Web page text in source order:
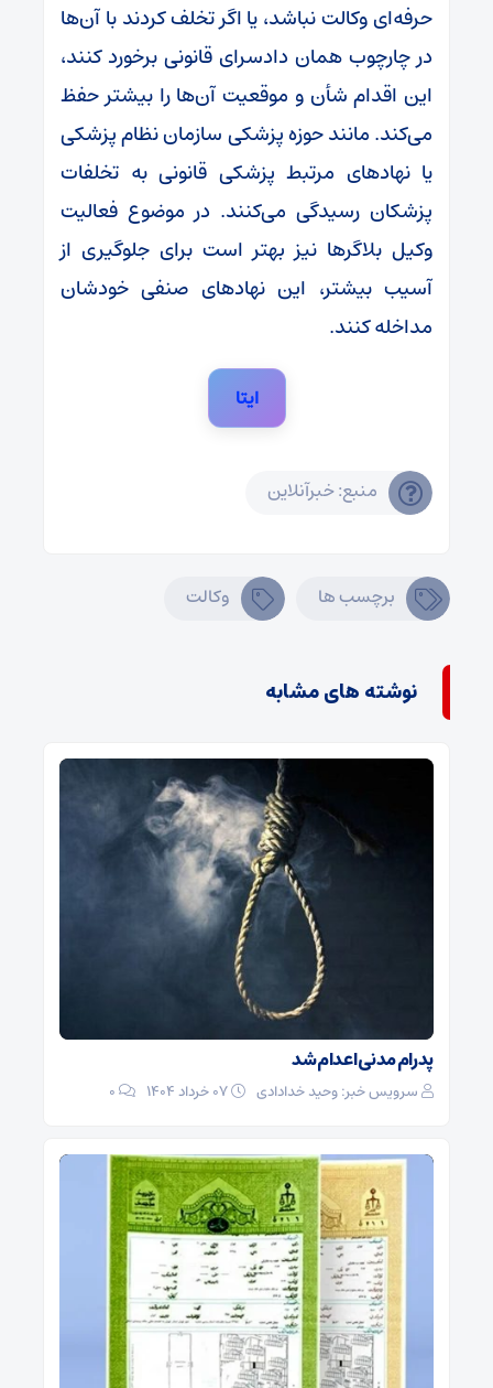
حرفه‌ای وکالت نباشد، یا اگر تخلف کردند با آن‌ها
در چارچوب همان دادسرای قانونی برخورد کنند،
این اقدام شأن و موقعیت آن‌ها را بیشتر حفظ
می‌کند. مانند حوزه پزشکی سازمان نظام پزشکی
یا نهادهای مرتبط پزشکی قانونی به تخلفات
پزشکان رسیدگی می‌کنند. در موضوع فعالیت
وکیل بلاگر‌ها نیز بهتر است برای جلوگیری از
آسیب بیشتر، این نهادهای صنفی خودشان
مداخله کنند.
ایتا
منبع: خبرآنلاین
برچسب ها وکالت
نوشته های مشابه
پدرام مدنی اعدام شد
سرویس خبر: وحید خدادادی 0